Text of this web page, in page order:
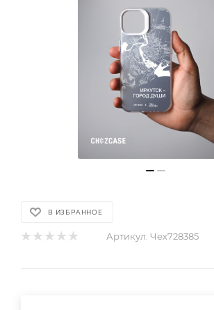
В ИЗБРАННОЕ
Артикул: Чех728385